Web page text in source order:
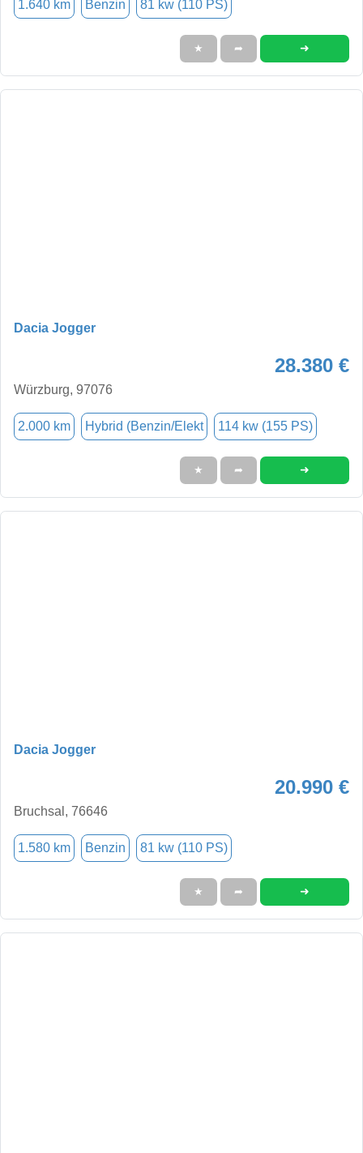
1.640 km Benzin 81 kw (110 PS)
★ ➦ ➜
Dacia Jogger
28.380 €
Würzburg, 97076
2.000 km Hybrid (Benzin/Elekt 114 kw (155 PS)
★ ➦ ➜
Dacia Jogger
20.990 €
Bruchsal, 76646
1.580 km Benzin 81 kw (110 PS)
★ ➦ ➜